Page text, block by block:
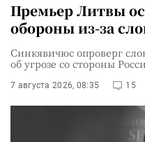
Премьер Литвы
обороны из-за
Синкявичюс опроверг
об угрозе со стороны
7 августа 2026, 08:35 15